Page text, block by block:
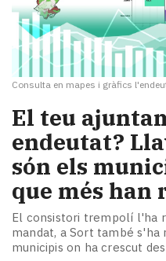
i
mitjans
El
temps
Reportatges
Entrevistes
Enquestes
A
escena!
Dis
la
teva!
Subscriptors
La
Consulta en mapes i gràfics
El teu
endeutat?
són els
que més han
El consistori trempolí l'ha
mandat, a Sort també s'ha
municipis on ha crescut